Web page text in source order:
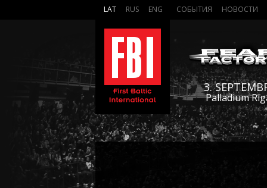
LAT RUS ENG СОБЫТИЯ НОВОСТИ
3.
Palladium